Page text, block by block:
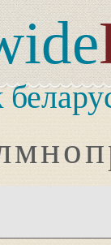
мноп